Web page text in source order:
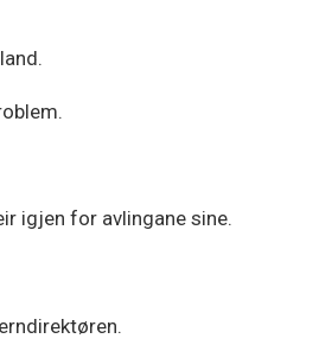
igjen for avlingane sine.